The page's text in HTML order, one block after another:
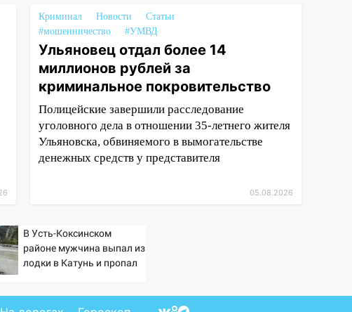
Криминал Новости
Статьи
#мошенничество
#УМВД
Ульяновец отдал более 14
миллионов рублей за
криминальное покровительство
Полицейские завершили расследование
уголовного дела в отношении 35-летнего жителя
Ульяновска, обвиняемого в вымогательстве
денежных средств у представителя
05.08.2026
В Усть-Коксинском
районе мужчина выпал из
лодки в Катунь и пропал